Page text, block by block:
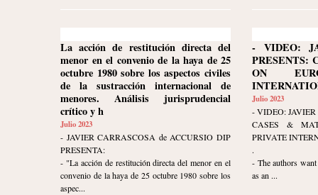
La acción de restitución directa del
menor en el convenio de la haya de 25
octubre 1980 sobre los aspectos civiles
de la sustracción internacional de
menores. Análisis jurisprudencial
crítico y h
Julio 2023
- JAVIER CARRASCOSA de ACCURSIO DIP
PRESENTA:
- "La acción de restitución directa del menor en el
convenio de la haya de 25 octubre 1980 sobre los
aspec...
- VIDEO:
PRESENTS:
ON
Julio 2023
- VIDEO:
CASES &
PRIVATE
.
- The authors
as an ...